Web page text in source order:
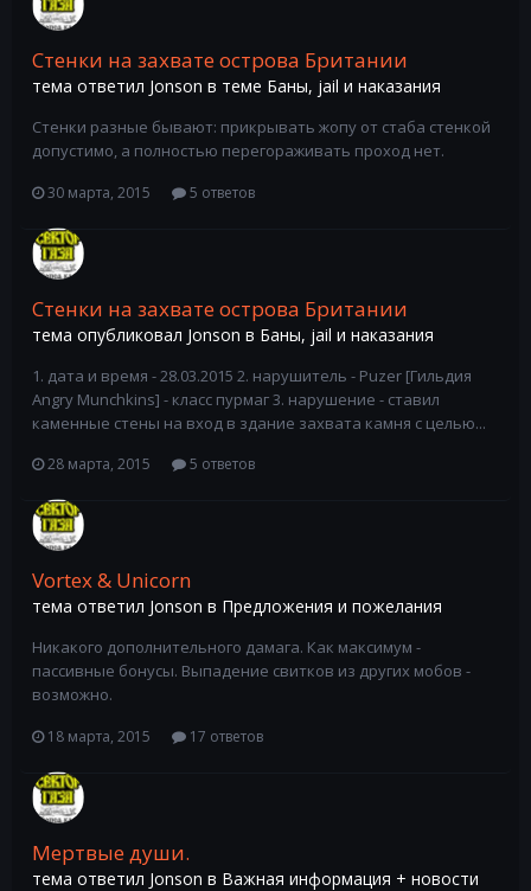
Стенки на захвате острова Британии
тема ответил Jonson в теме Баны, jail и наказания
Стенки разные бывают: прикрывать жопу от стаба стенкой
допустимо, а полностью перегораживать проход нет.
30 марта, 2015 5 ответов
Стенки на захвате острова Британии
тема опубликовал Jonson в Баны, jail и наказания
1. дата и время - 28.03.2015 2. нарушитель - Puzer [Гильдия
Angry Munchkins] - класс пурмаг 3. нарушение - ставил
каменные стены на вход в здание захвата камня с целью...
28 марта, 2015 5 ответов
Vortex & Unicorn
тема ответил Jonson в Предложения и пожелания
Никакого дополнительного дамага. Как максимум -
пассивные бонусы. Выпадение свитков из других мобов -
возможно.
18 марта, 2015 17 ответов
Мертвые души.
тема ответил Jonson в Важная информация + новости